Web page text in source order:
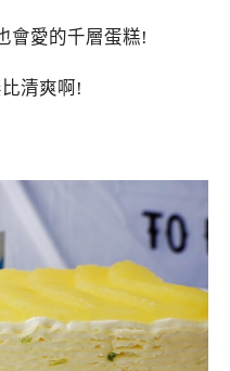
會愛的千層蛋糕!
清爽啊!